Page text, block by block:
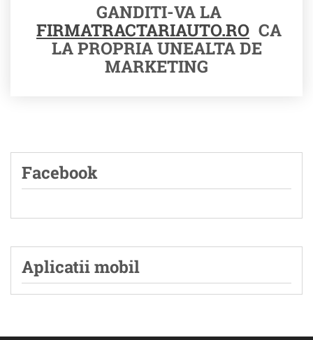
GANDITI-VA LA
FIRMATRACTARIAUTO.RO CA
LA PROPRIA UNEALTA DE
MARKETING
Facebook
Aplicatii mobil